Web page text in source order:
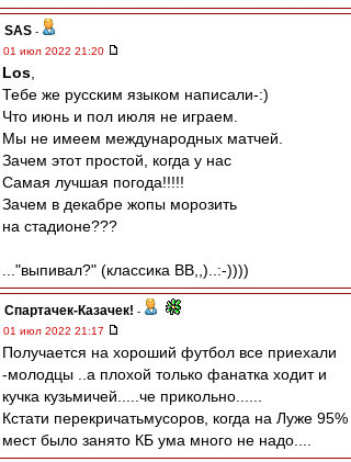
SAS -
01 июл 2022 21:20
Los
Тебе же русским языком написали-:)
Что июнь и пол июля не играем.
Мы не имеем международных матчей.
Зачем этот простой, когда у нас
Самая лучшая погода!!!!!
Зачем в декабре жопы морозить
на стадионе???
..."выпивал?" (классика ВВ,,)..:-))))
Спартачек-Казачек! -
01 июл 2022 21:17
Получается на хороший футбол все приехали
-молодцы ..а плохой только фанатка ходит и
кучка кузьмичей.....че прикольно......
Кстати перекричатьмусоров, когда на Луже 95%
мест было занято КБ ума много не надо....